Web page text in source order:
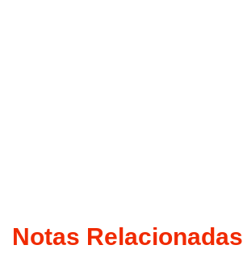
Notas Relacionadas